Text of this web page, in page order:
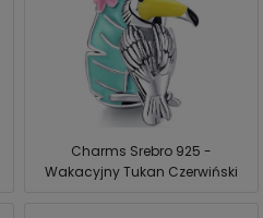
Charms Srebro 925 -
Wakacyjny Tukan Czerwiński